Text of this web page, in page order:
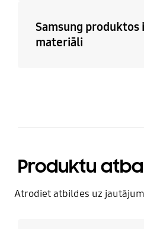
Samsung
materiāli
Produktu
Atrodiet atbildes uz